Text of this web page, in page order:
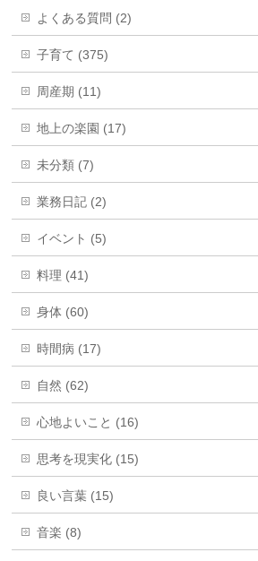
よくある質問 (2)
子育て (375)
周産期 (11)
地上の楽園 (17)
未分類 (7)
業務日記 (2)
イベント (5)
料理 (41)
身体 (60)
時間病 (17)
自然 (62)
心地よいこと (16)
思考を現実化 (15)
良い言葉 (15)
音楽 (8)